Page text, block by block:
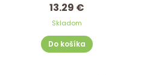
13.29 €
Skladom
Do košíka